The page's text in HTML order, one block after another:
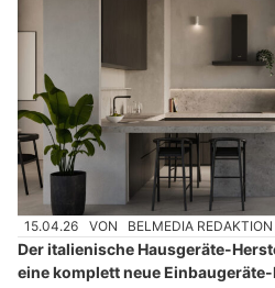
15.04.26 VON BELMEDIA REDAKTION
Der italienische Hausgeräte-
eine komplett neue